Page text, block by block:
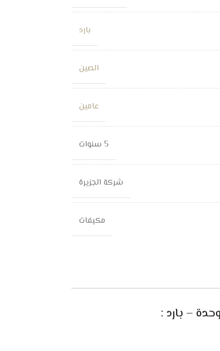
بارد
الصين
عامين
5 سنوات
شركة الجزيرة
مكيفات